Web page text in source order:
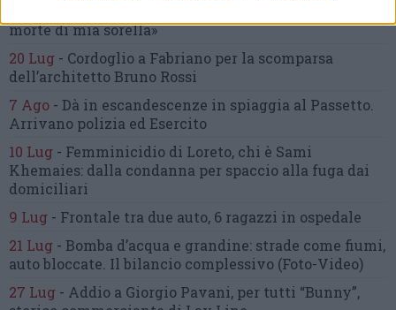
morte di mia sorella»
20 Lug - Cordoglio a Fabriano per la scomparsa
dell’architetto Bruno Rossi
7 Ago - Dà in escandescenze in spiaggia al Passetto.
Arrivano polizia ed Esercito
10 Lug - Femminicidio di Loreto, chi è Sami
Khemaies: dalla condanna per spaccio alla fuga dai
domiciliari
9 Lug - Frontale tra due auto, 6 ragazzi in ospedale
21 Lug - Bomba d’acqua e grandine: strade come fiumi,
auto bloccate. Il bilancio complessivo (Foto-Video)
27 Lug - Addio a Giorgio Pavani, per tutti “Bunny”,